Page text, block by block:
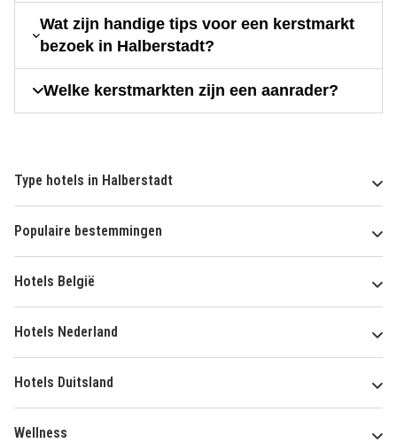
Wat zijn handige tips voor een kerstmarkt
bezoek in Halberstadt?
Welke kerstmarkten zijn een aanrader?
Type hotels in Halberstadt
Populaire bestemmingen
Hotels België
Hotels Nederland
Hotels Duitsland
Wellness